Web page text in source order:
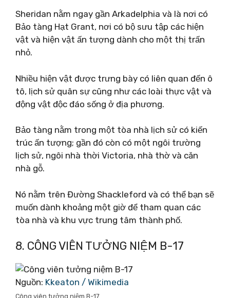
Sheridan nằm ngay gần Arkadelphia và là nơi có
Bảo tàng Hạt Grant, nơi có bộ sưu tập các hiện
vật và hiện vật ấn tượng dành cho một thị trấn
nhỏ.
Nhiều hiện vật được trưng bày có liên quan đến ô
tô, lịch sử quân sự cũng như các loài thực vật và
động vật độc đáo sống ở địa phương.
Bảo tàng nằm trong một tòa nhà lịch sử có kiến ​​
trúc ấn tượng; gần đó còn có một ngôi trường
lịch sử, ngôi nhà thời Victoria, nhà thờ và căn
nhà gỗ.
Nó nằm trên Đường Shackleford và có thể bạn sẽ
muốn dành khoảng một giờ để tham quan các
tòa nhà và khu vực trung tâm thành phố.
8. CÔNG VIÊN TƯỞNG NIỆM B-17
Nguồn: Kkeaton / Wikimedia
Công viên tưởng niệm B-17